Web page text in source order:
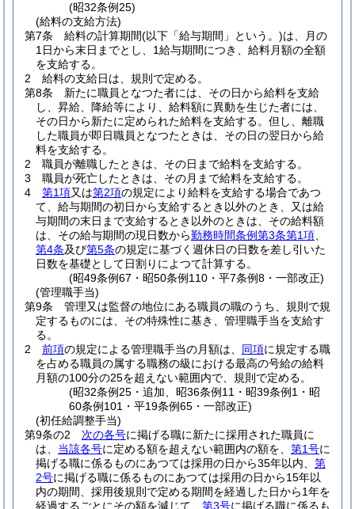
(昭32条例25)
(給料の支給方法)
第7条
給料の計算期間(以下「給与期間」という。)は、月の
1日から末日までとし、1給与期間につき、給料月額の全額
を支給する。
2
給料の支給日は、規則で定める。
第8条
新たに職員となつた者には、その日から給料を支給
し、昇給、降給等により、給料額に異動を生じた者には、
その日から新たに定められた給料を支給する。 但し、離職
した職員が即日職員となつたときは、その日の翌日から給
料を支給する。
2
職員が離職したときは、その日まで給料を支給する。
3
職員が死亡したときは、その月まで給料を支給する。
4
第1項又は第2項の規定により給料を支給する場合であつ
て、給与期間の初日から支給するとき以外のとき、又は給
与期間の末日まで支給するとき以外のときは、その給料額
は、その給与期間の現日数から勤務時間条例第3条第1項
第4条及び第5条の規定に基づく週休日の日数を差し引いた
日数を基礎として日割りによつて計算する。
(昭49条例67・昭50条例110・平7条例8・一部改正)
(管理職手当)
第9条
管理又は監督の地位にある職員の職のうち、規則で規
定するものには、その特殊性に基き、管理職手当を支給す
る。
2
前項の規定による管理職手当の月額は、 同項に規定する職
を占める職員の属する職務の級における最高の号給の給料
月額の100分の25を超えない範囲内で、規則で定める。
(昭32条例25・追加、昭36条例11・昭39条例1・昭
60条例101・平19条例65・一部改正)
(初任給調整手当)
第9条の2
次の各号に掲げる職に新たに採用された職員に
は、 当該各号に定める額を超えない範囲内の額を、 第1号に
掲げる職に係るものにあつては採用の日から35年以内、 第
2号に掲げる職に係るものにあつては採用の日から15年以
内の期間、採用後規則で定める期間を経過した日から1年を
経過するごとにその額を減じて、 第3号に掲げる職に係るも